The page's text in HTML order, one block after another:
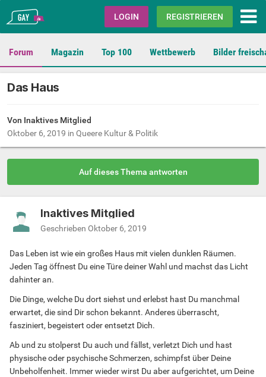
Gay.de LOGIN REGISTRIEREN
Forum Magazin Top 100 Wettbewerb Bilder
Das Haus
Von Inaktives Mitglied
Oktober 6, 2019 in Queere Kultur & Politik
Auf dieses Thema antworten
Inaktives Mitglied
Geschrieben Oktober 6, 2019
Das Leben ist wie ein großes Haus mit vielen dunklen Räumen.
Jeden Tag öffnest Du eine Türe deiner Wahl und machst das Licht
dahinter an.
Die Dinge, welche Du dort siehst und erlebst hast Du manchmal
erwartet, die sind Dir schon bekannt. Anderes überrascht,
fasziniert, begeistert oder entsetzt Dich.
Ab und zu stolperst Du auch und fällst, verletzt Dich und hast
physische oder psychische Schmerzen, schimpfst über Deine
Unbeholfenheit. Immer wieder wirst Du aber aufgerichtet, um Deine